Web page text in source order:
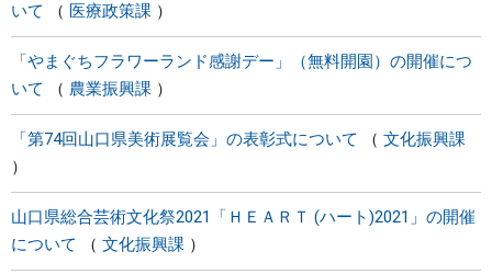
いて
医療政策課
「やまぐちフラワーランド感謝デー」（無料開園）の開催につ
いて
農業振興課
「第74回山口県美術展覧会」の表彰式について 文化振興課
山口県総合芸術文化祭2021「ＨＥＡＲＴ (ハート)2021」の開催
について
文化振興課